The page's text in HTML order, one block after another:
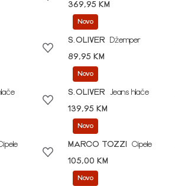
369,95 KM
Novo
S.OLIVER
Džemper
89,95 KM
Novo
S.OLIVER
Jeans hlače
139,95 KM
Novo
MARCO TOZZI
Cipele
105,00 KM
Novo